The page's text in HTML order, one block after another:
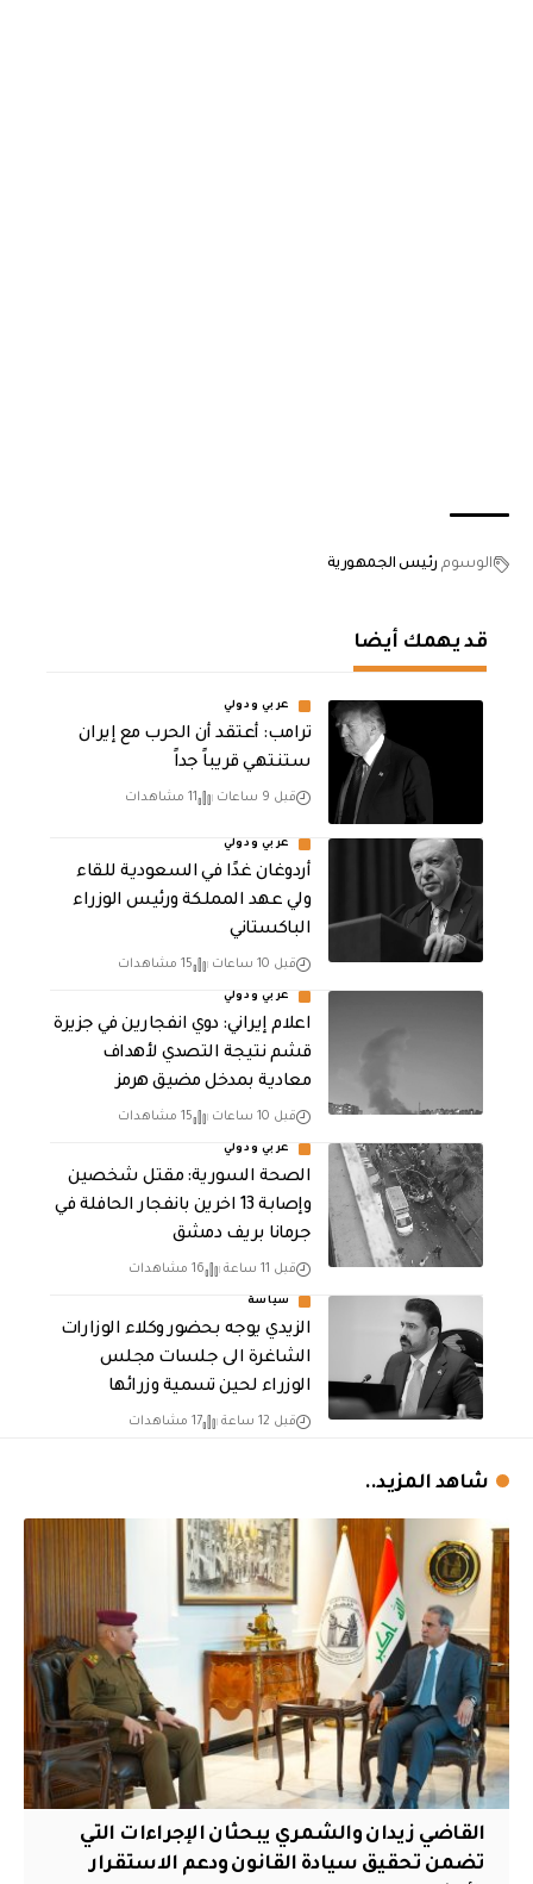
الوسوم رئيس الجمهورية
قد يهمك أيضا
عربي ودولي
‏ترامب: أعتقد أن الحرب مع إيران
ستنتهي قريباً جداً
قبل 9 ساعات 11 مشاهدات
عربي ودولي
أردوغان غدًا في السعودية للقاء
ولي عهد المملكة ورئيس الوزراء
الباكستاني
قبل 10 ساعات 15 مشاهدات
عربي ودولي
اعلام إيراني: دوي انفجارين في جزيرة
قشم نتيجة التصدي لأهداف
معادية بمدخل مضيق هرمز
قبل 10 ساعات 15 مشاهدات
عربي ودولي
الصحة السورية: مقتل شخصين
وإصابة 13 اخرين بانفجار الحافلة في
جرمانا بريف دمشق
قبل 11 ساعة 16 مشاهدات
سياسة
الزيدي يوجه بحضور وكلاء الوزارات
الشاغرة الى جلسات مجلس
الوزراء لحين تسمية وزرائها
قبل 12 ساعة 17 مشاهدات
شاهد المزيد..
القاضي زيدان والشمري يبحثان الإجراءات التي
تضمن تحقيق سيادة القانون ودعم الاستقرار